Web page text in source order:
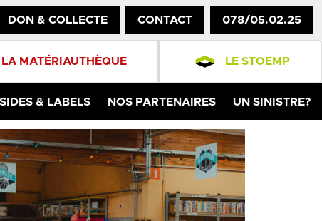
DON & COLLECTE CONTACT 078/05.02.25
LA MATÉRIAUTHÈQUE LE STOEMP
& LABELS NOS PARTENAIRES UN SINISTRE?